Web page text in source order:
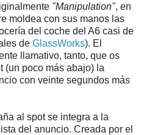
"Manipulation", en
moldea con sus manos las
del coche del A6 casi de
de GlassWorks). El
llamativo, tanto, que os
(un poco más abajo) la
con veinte segundos más
al spot se integra a la
del anuncio. Creada por el